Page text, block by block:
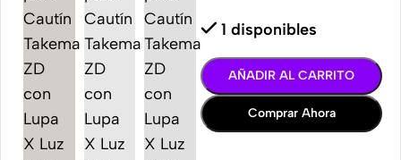
1 disponibles
AÑADIR AL CARRITO
Comprar Ahora